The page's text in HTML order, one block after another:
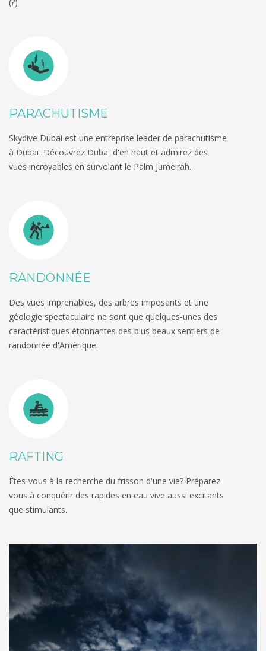
PARACHUTISME
Skydive Dubai est une entreprise leader de parachutisme
à Dubaï. Découvrez Dubaï d'en haut et admirez des
vues incroyables en survolant le Palm Jumeirah.
RANDONNÉE
Des vues imprenables, des arbres imposants et une
géologie spectaculaire ne sont que quelques-unes des
caractéristiques étonnantes des plus beaux sentiers de
randonnée d'Amérique.
RAFTING
Êtes-vous à la recherche du frisson d'une vie? Préparez-
vous à conquérir des rapides en eau vive aussi excitants
que stimulants.